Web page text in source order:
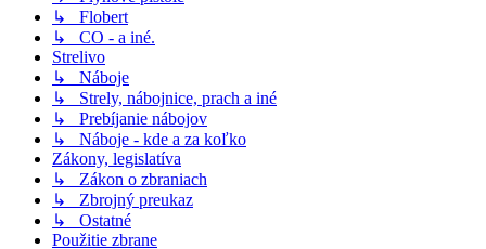
↳ Flobert
↳ CO - a iné.
Strelivo
↳ Náboje
↳ Strely, nábojnice, prach a iné
↳ Prebíjanie nábojov
↳ Náboje - kde a za koľko
Zákony, legislatíva
↳ Zákon o zbraniach
↳ Zbrojný preukaz
↳ Ostatné
Použitie zbrane